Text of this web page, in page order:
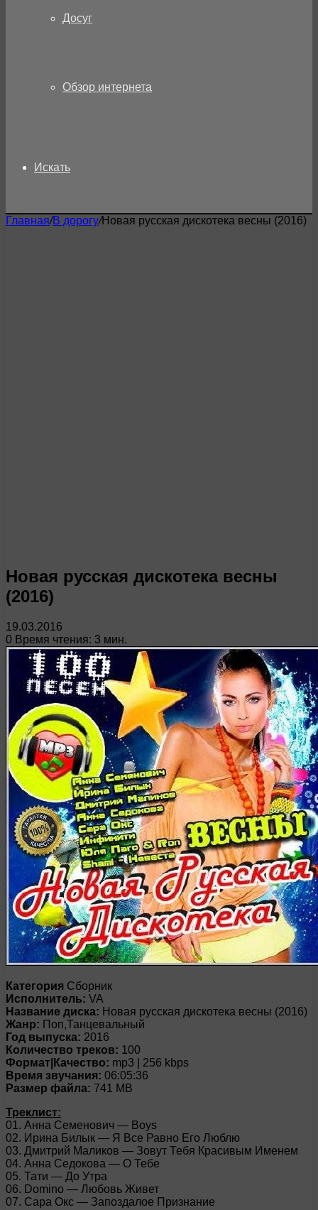
Досуг
Обзор интернета
Искать
Главная/В дорогу/Новая русская дискотека весны (2016)
Новая русская дискотека весны
(2016)
19.03.2016
0 Время чтения: 3 мин.
Категория Сборник
Исполнитель: VA
Название диска: Новая русская дискотека весны (2016)
Жанр: Поп,Танцевальный
Год выпуска: 2016
Количество треков: 100
Формат|Качество: mp3 | 256 kbps
Время звучания: 06:05:36
Размер файла: 741 MB
Треклист:
01. Анна Семенович — Boys
02. Ирина Билык — Я Все Равно Его Люблю
03. Дмитрий Маликов — Зовут Тебя Красивым Именем
04. Анна Седокова — О Тебе
05. Тати — До Утра
06. Domino — Любовь Живет
07. Сара Окс — Запоздалое Признание